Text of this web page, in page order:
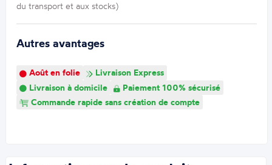
du transport et aux stocks)
Autres avantages
Août en folie
Livraison Express
Livraison à domicile
Paiement 100% sécurisé
Commande rapide sans création de compte